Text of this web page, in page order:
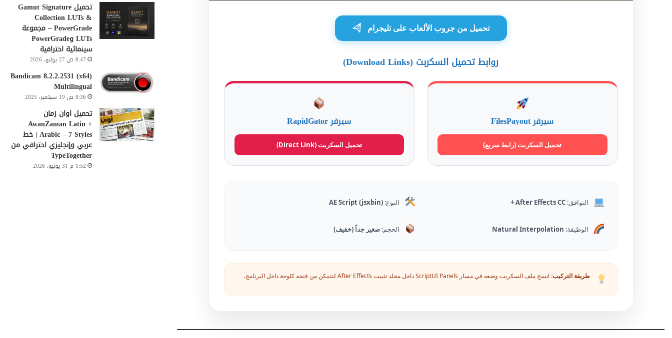
تحميل من جروب الألعاب على تليجرام
روابط تحميل السكربت (Download Links)
سيرفر FilesPayout
تحميل السكربت (رابط سريع)
سيرفر RapidGator
تحميل السكربت (Direct Link)
التوافق:After Effects CC + النوع:AE Script (jsxbin)
الوظيفة: Natural Interpolation الحجم:صغير جداً (خفيف)
طريقة التركيب:انسخ ملف السكربت وضعه في مسار ScriptUI Panels داخل مجلد تثبيت After Effects لتتمكن من فتحه كلوحة داخل البرنامج.
تحميل Gamut Signature
Collection LUTs &
PowerGrade – مجموعة
LUTs وPowerGrade
سينمائية احترافية
8:47 ص 27 يوليو، 2026
Bandicam 8.2.2.2531 (x64)
Multilingual
8:36 ص 19 سبتمبر، 2025
تحميل اوان زمان
AwanZaman Latin +
Arabic – 7 Styles | خط
عربي وإنجليزي احترافي من
TypeTogether
1:52 م 31 يوليو، 2026